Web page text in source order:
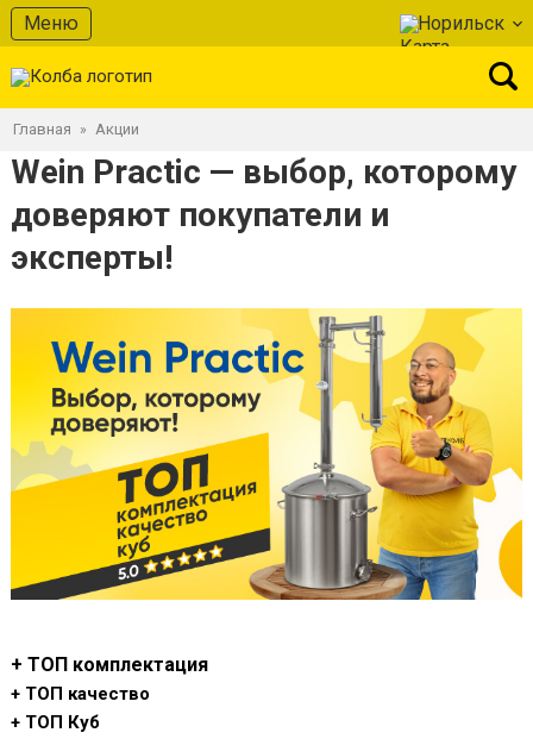
Меню Норильск
Главная » Акции
Wein Practic — выбор, которому
доверяют покупатели и
эксперты!
+ ТОП комплектация
+ ТОП качество
+ ТОП Куб